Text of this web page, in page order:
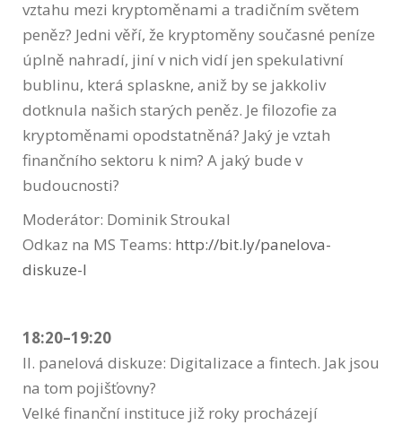
vztahu mezi kryptoměnami a tradičním světem
peněz? Jedni věří, že kryptoměny současné peníze
úplně nahradí, jiní v nich vidí jen spekulativní
bublinu, která splaskne, aniž by se jakkoliv
dotknula našich starých peněz. Je filozofie za
kryptoměnami opodstatněná? Jaký je vztah
finančního sektoru k nim? A jaký bude v
budoucnosti?
Moderátor: Dominik Stroukal
Odkaz na MS Teams: http://bit.ly/panelova-
diskuze-I
18:20–19:20
II. panelová diskuze: Digitalizace a fintech. Jak jsou
na tom pojišťovny?
Velké finanční instituce již roky procházejí